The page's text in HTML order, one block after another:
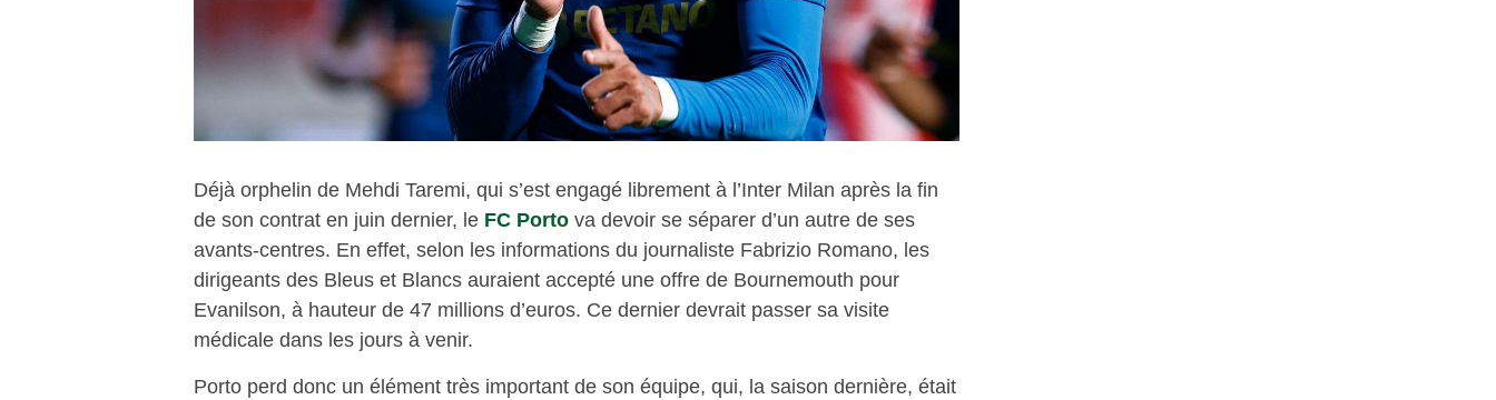
Déjà orphelin de Mehdi Taremi, qui s’est engagé librement à l’Inter Milan après la fin
de son contrat en juin dernier, le FC Porto va devoir se séparer d’un autre de ses
avants-centres. En effet, selon les informations du journaliste Fabrizio Romano, les
dirigeants des Bleus et Blancs auraient accepté une offre de Bournemouth pour
Evanilson, à hauteur de 47 millions d’euros. Ce dernier devrait passer sa visite
médicale dans les jours à venir.
Porto perd donc un élément très important de son équipe, qui, la saison dernière, était